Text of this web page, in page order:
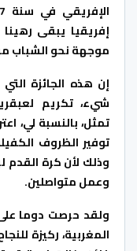
إفريقيا يبقى
موجهة نحو الشباب
إن هذه الجائزة
شيء، تكريم
تمثل، بالنسبة لي،
توفير الظروف
وذلك لأن كرة
وعمل متواصلين.
ولقد حرصت دوما
المغربية، ركيزة